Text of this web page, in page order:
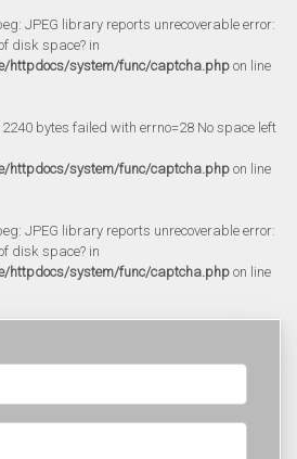
JPEG library reports unrecoverable error:
disk space? in
httpdocs/system/func/captcha.php on line
bytes failed with errno=28 No space left
httpdocs/system/func/captcha.php on line
JPEG library reports unrecoverable error:
disk space? in
httpdocs/system/func/captcha.php on line